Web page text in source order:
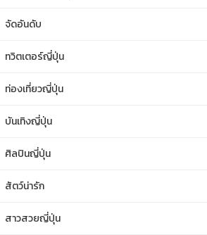
จัดอันดับ
ทวิตเตอร์ญี่ปุ่น
ท่องเที่ยวญี่ปุ่น
บันเทิงญี่ปุ่น
ศิลปินญี่ปุ่น
สัตว์น่ารัก
สาวสวยญี่ปุ่น